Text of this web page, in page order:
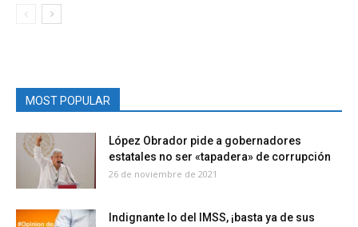
MOST POPULAR
López Obrador pide a gobernadores
estatales no ser «tapadera» de corrupción
26 de noviembre de 2021
Indignante lo del IMSS, ¡basta ya de sus